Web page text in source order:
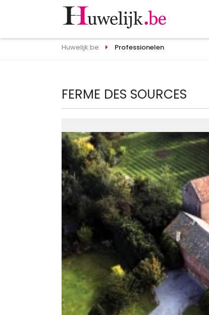
Huwelijk.be Professionelen
FERME DES SOURCES